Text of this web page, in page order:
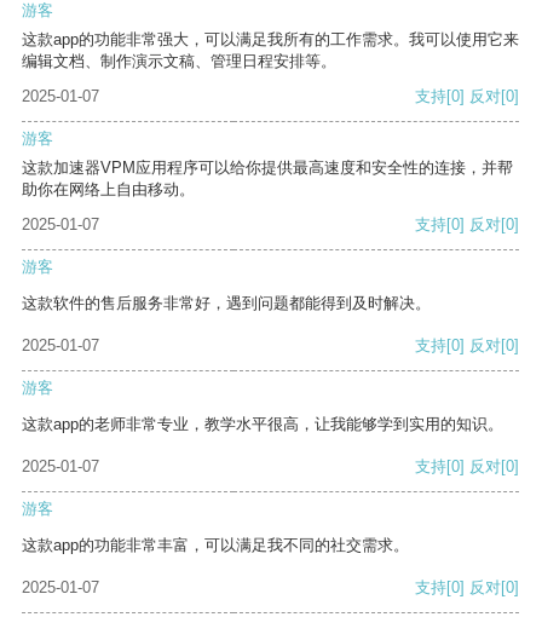
游客
这款app的功能非常强大，可以满足我所有的工作需求。我可以使用它来
编辑文档、制作演示文稿、管理日程安排等。
2025-01-07
支持[0] 反对[0]
游客
这款加速器VPM应用程序可以给你提供最高速度和安全性的连接，并帮
助你在网络上自由移动。
2025-01-07
支持[0] 反对[0]
游客
这款软件的售后服务非常好，遇到问题都能得到及时解决。
2025-01-07 支持[0] 反对[0]
游客
这款app的老师非常专业，教学水平很高，让我能够学到实用的知识。
2025-01-07 支持[0] 反对[0]
游客
这款app的功能非常丰富，可以满足我不同的社交需求。
2025-01-07 支持[0] 反对[0]